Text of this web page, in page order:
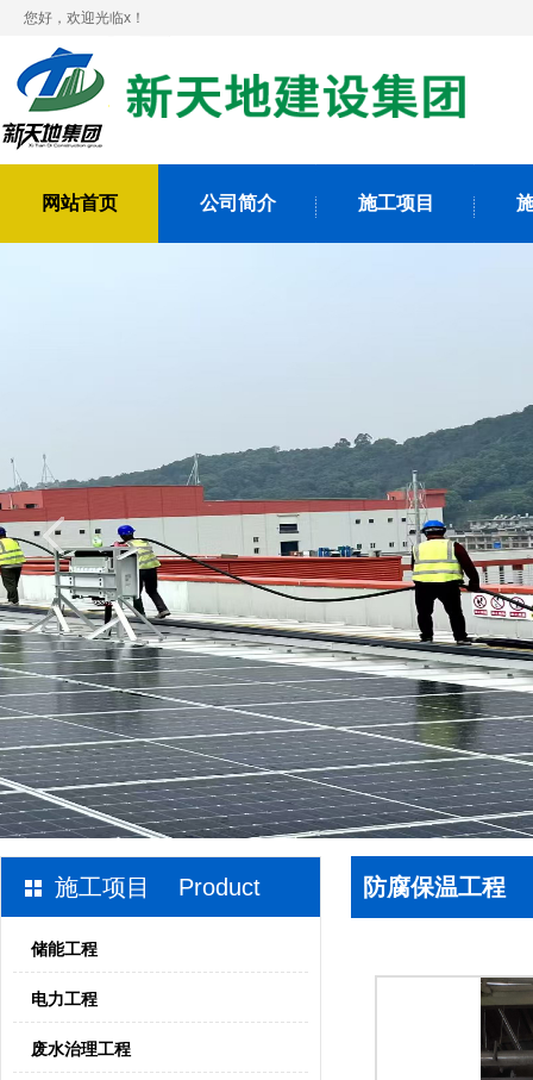
您好，欢迎光临x！
网站首页 公司简介 施工项目
施工项目 Product
储能工程
电力工程
废水治理工程
防腐保温工程